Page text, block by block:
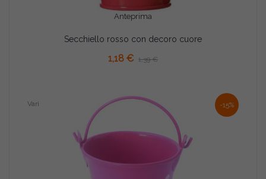
Anteprima
Secchiello rosso con decoro cuore
1,18 € 1,39 €
-15%
Vari